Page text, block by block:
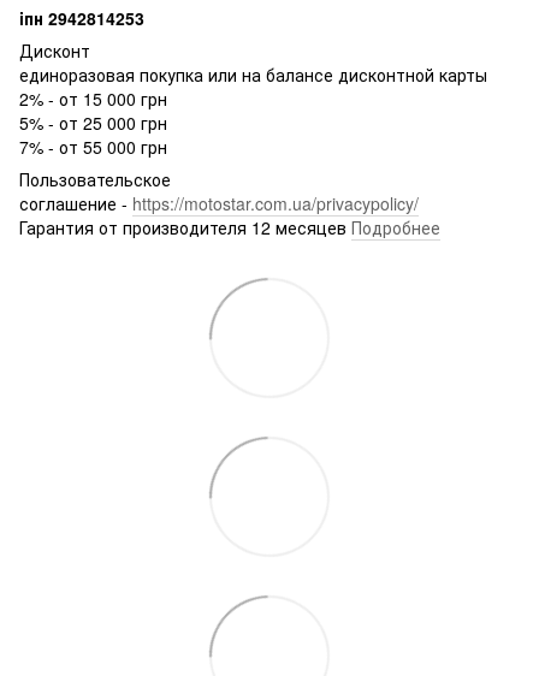
iпн 2942814253
Дисконт
единоразовая покупка или на балансе дисконтной карты
2% - от 15 000 грн
5% - от 25 000 грн
7% - от 55 000 грн
Пользовательское
соглашение - https://motostar.com.ua/privacypolicy/
Гарантия от производителя 12 месяцев Подробнее